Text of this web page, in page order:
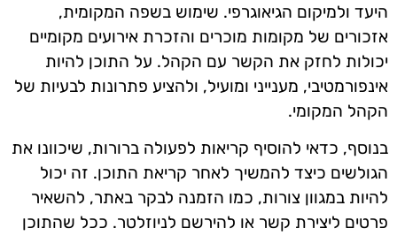
היעד ולמיקום הגיאוגרפי. שימוש בשפה המקומית,
אזכורים של מקומות מוכרים והזכרת אירועים מקומיים
יכולות לחזק את הקשר עם הקהל. על התוכן להיות
אינפורמטיבי, מענייני ומועיל, ולהציע פתרונות לבעיות של
הקהל המקומי.
בנוסף, כדאי להוסיף קריאות לפעולה ברורות, שיכוונו את
הגולשים כיצד להמשיך לאחר קריאת התוכן. זה יכול
להיות במגוון צורות, כמו הזמנה לבקר באתר, להשאיר
פרטים ליצירת קשר או להירשם לניוזלטר. ככל שהתוכן